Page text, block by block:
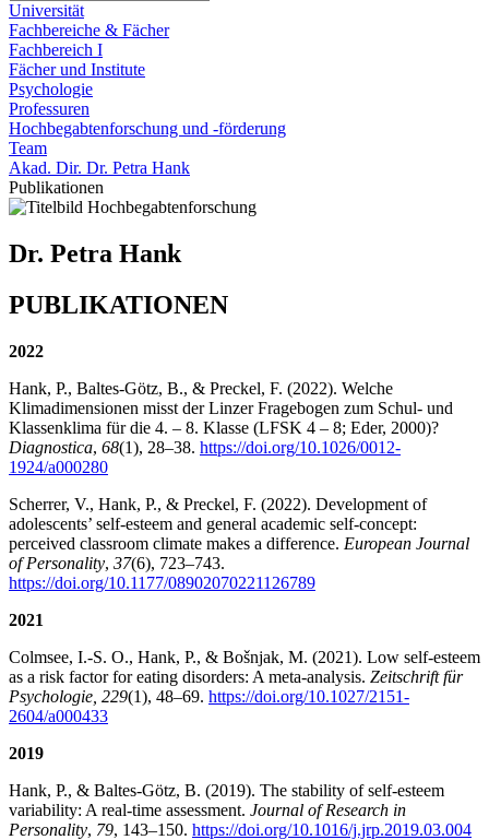
Universität
Fachbereiche & Fächer
Fachbereich I
Fächer und Institute
Psychologie
Professuren
Hochbegabtenforschung und -förderung
Team
Akad. Dir. Dr. Petra Hank
Publikationen
Dr. Petra Hank
PUBLIKATIONEN
2022
Hank, P., Baltes-Götz, B., & Preckel, F. (2022). Welche
Klimadimensionen misst der Linzer Fragebogen zum Schul- und
Klassenklima für die 4. – 8. Klasse (LFSK 4 – 8; Eder, 2000)?
Diagnostica, 68(1), 28–38. https://doi.org/10.1026/0012-
1924/a000280
Scherrer, V., Hank, P., & Preckel, F. (2022). Development of
adolescents’ self-esteem and general academic self-concept:
perceived classroom climate makes a difference. European Journal
of Personality, 37(6), 723–743.
https://doi.org/10.1177/08902070221126789
2021
Colmsee, I.-S. O., Hank, P., & Bošnjak, M. (2021). Low self-esteem
as a risk factor for eating disorders: A meta-analysis. Zeitschrift für
Psychologie, 229(1), 48–69. https://doi.org/10.1027/2151-
2604/a000433
2019
Hank, P., & Baltes-Götz, B. (2019). The stability of self-esteem
variability: A real-time assessment. Journal of Research in
Personality, 79, 143–150. https://doi.org/10.1016/j.jrp.2019.03.004